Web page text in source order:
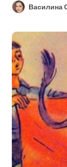
Василина